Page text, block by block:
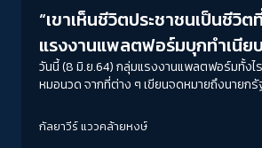
“เขาเห็นชีวิตประชาชนเป็นชีวิต
แรงงานแพลตฟอร์มบุกทำเนีย
ให้คนด่านหน้า”
วันนี้ (8 มิ.ย.64) กลุ่มแรงงานแพลตฟอร์มทั้งไ
หมอนวด จากที่ต่าง ๆ เขียนจดหมายถึงนายกรั
สัญญาลักษณ์ ด้วยการทำความสะอาดรั้วทำเนี
แถลงการณ์ขอให้รัฐจัดสรรวัคซีนให้แรงงา
กัลยาวีร์ แววคล้ายหงษ์